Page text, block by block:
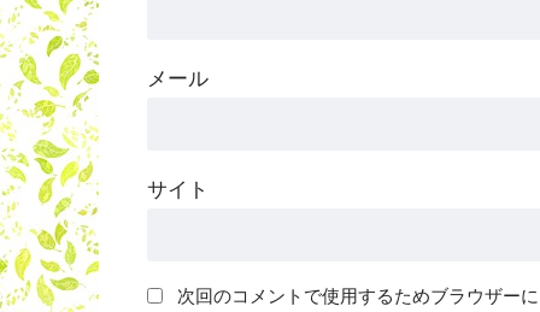
メール
サイト
次回のコメントで使用するためブラウザー